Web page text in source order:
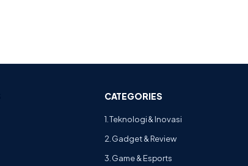
CATEGORIES
1. Teknologi & Inovasi
2. Gadget & Review
3. Game & Esports